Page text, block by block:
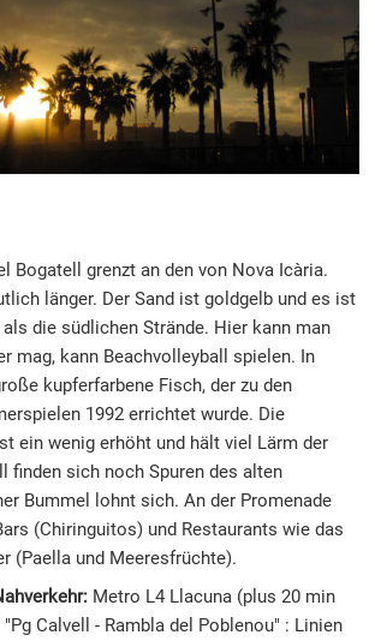
Bogatell grenzt an den von Nova Icària.
länger. Der Sand ist goldgelb und es ist
die südlichen Strände. Hier kann man
mag, kann Beachvolleyball spielen. In
kupferfarbene Fisch, der zu den
1992 errichtet wurde. Die
ein wenig erhöht und hält viel Lärm der
finden sich noch Spuren des alten
Bummel lohnt sich. An der Promenade
(Chiringuitos) und Restaurants wie das
(Paella und Meeresfrüchte).
Metro L4 Llacuna (plus 20 min
"Pg Calvell - Rambla del Poblenou" : Linien